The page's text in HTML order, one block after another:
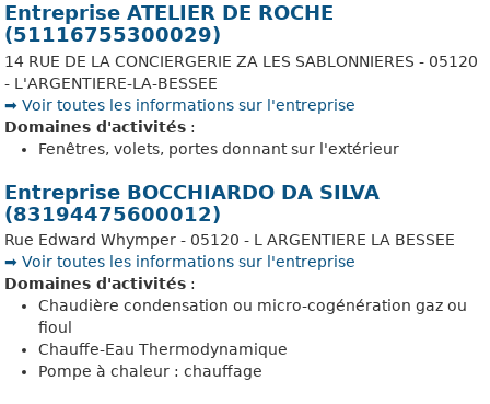
Entreprise ATELIER DE ROCHE
(51116755300029)
14 RUE DE LA CONCIERGERIE ZA LES SABLONNIERES - 05120
- L'ARGENTIERE-LA-BESSEE
➡️ Voir toutes les informations sur l'entreprise
Domaines d'activités :
Fenêtres, volets, portes donnant sur l'extérieur
Entreprise BOCCHIARDO DA SILVA
(83194475600012)
Rue Edward Whymper - 05120 - L ARGENTIERE LA BESSEE
➡️ Voir toutes les informations sur l'entreprise
Domaines d'activités :
Chaudière condensation ou micro-cogénération gaz ou
fioul
Chauffe-Eau Thermodynamique
Pompe à chaleur : chauffage